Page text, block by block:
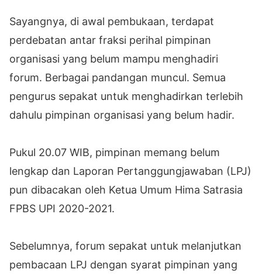
Sayangnya, di awal pembukaan, terdapat
perdebatan antar fraksi perihal pimpinan
organisasi yang belum mampu menghadiri
forum. Berbagai pandangan muncul. Semua
pengurus sepakat untuk menghadirkan terlebih
dahulu pimpinan organisasi yang belum hadir.
Pukul 20.07 WIB, pimpinan memang belum
lengkap dan Laporan Pertanggungjawaban (LPJ)
pun dibacakan oleh Ketua Umum Hima Satrasia
FPBS UPI 2020-2021.
Sebelumnya, forum sepakat untuk melanjutkan
pembacaan LPJ dengan syarat pimpinan yang